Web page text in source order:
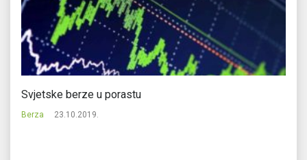
Svjetske berze u porastu
Berza 23.10.2019.